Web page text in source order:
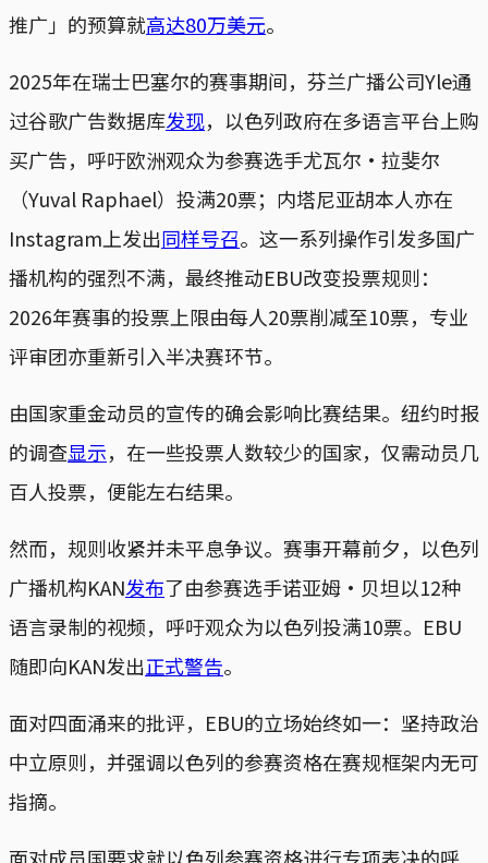
推广」的预算就高达80万美元。
2025年在瑞士巴塞尔的赛事期间，芬兰广播公司Yle通
过谷歌广告数据库发现，以色列政府在多语言平台上购
买广告，呼吁欧洲观众为参赛选手尤瓦尔‧拉斐尔
（Yuval Raphael）投满20票；内塔尼亚胡本人亦在
Instagram上发出同样号召。这一系列操作引发多国广
播机构的强烈不满，最终推动EBU改变投票规则：
2026年赛事的投票上限由每人20票削减至10票，专业
评审团亦重新引入半决赛环节。
由国家重金动员的宣传的确会影响比赛结果。纽约时报
的调查显示，在一些投票人数较少的国家，仅需动员几
百人投票，便能左右结果。
然而，规则收紧并未平息争议。赛事开幕前夕，以色列
广播机构KAN发布了由参赛选手诺亚姆‧贝坦以12种
语言录制的视频，呼吁观众为以色列投满10票。EBU
随即向KAN发出正式警告。
面对四面涌来的批评，EBU的立场始终如一：坚持政治
中立原则，并强调以色列的参赛资格在赛规框架内无可
指摘。
面对成员国要求就以色列参赛资格进行专项表决的呼